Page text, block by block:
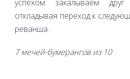
успехом закалываем друг
откладывая переход к
реванша.
7 мечей-бумерангов из 10